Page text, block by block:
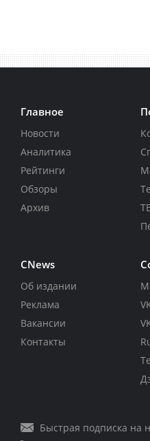
Главное
Новости
Аналитика
Рейтинги
Обзоры
Архив
CNews
Об издании
Реклама
Вакансии
Контакты
Быстрая подписка на